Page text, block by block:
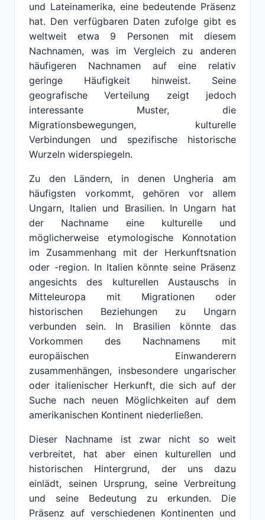
und Lateinamerika, eine bedeutende Präsenz
hat. Den verfügbaren Daten zufolge gibt es
weltweit etwa 9 Personen mit diesem
Nachnamen, was im Vergleich zu anderen
häufigeren Nachnamen auf eine relativ
geringe Häufigkeit hinweist. Seine
geografische Verteilung zeigt jedoch
interessante Muster, die
Migrationsbewegungen, kulturelle
Verbindungen und spezifische historische
Wurzeln widerspiegeln.
Zu den Ländern, in denen Ungheria am
häufigsten vorkommt, gehören vor allem
Ungarn, Italien und Brasilien. In Ungarn hat
der Nachname eine kulturelle und
möglicherweise etymologische Konnotation
im Zusammenhang mit der Herkunftsnation
oder -region. In Italien könnte seine Präsenz
angesichts des kulturellen Austauschs in
Mitteleuropa mit Migrationen oder
historischen Beziehungen zu Ungarn
verbunden sein. In Brasilien könnte das
Vorkommen des Nachnamens mit
europäischen Einwanderern
zusammenhängen, insbesondere ungarischer
oder italienischer Herkunft, die sich auf der
Suche nach neuen Möglichkeiten auf dem
amerikanischen Kontinent niederließen.
Dieser Nachname ist zwar nicht so weit
verbreitet, hat aber einen kulturellen und
historischen Hintergrund, der uns dazu
einlädt, seinen Ursprung, seine Verbreitung
und seine Bedeutung zu erkunden. Die
Präsenz auf verschiedenen Kontinenten und